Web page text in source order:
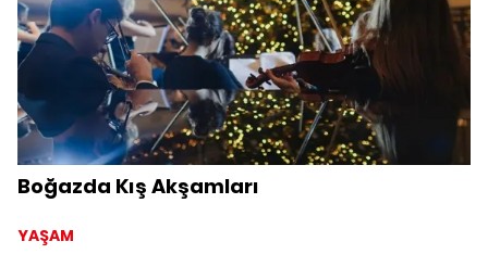
Boğazda Kış Akşamları
YAŞAM